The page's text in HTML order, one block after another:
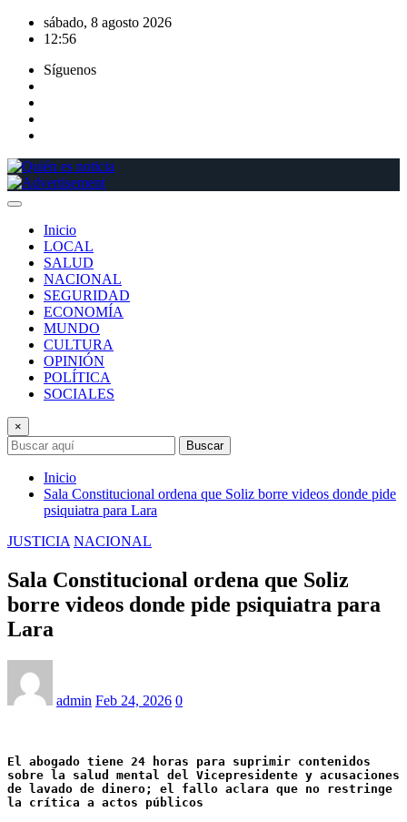
Saltar
sábado, 8 agosto 2026
12:56
Síguenos
Inicio
LOCAL
SALUD
NACIONAL
SEGURIDAD
ECONOMÍA
MUNDO
CULTURA
OPINIÓN
POLÍTICA
SOCIALES
×
Buscar
Inicio
Sala Constitucional ordena que Soliz borre videos donde pide
psiquiatra para Lara
JUSTICIA NACIONAL
Sala Constitucional ordena que Soliz
borre videos donde pide psiquiatra para
Lara
admin Feb 24, 2026 0
El abogado tiene 24 horas para suprimir contenidos
sobre la salud mental del Vicepresidente y acusaciones
de lavado de dinero; el fallo aclara que no restringe
la crítica a actos públicos